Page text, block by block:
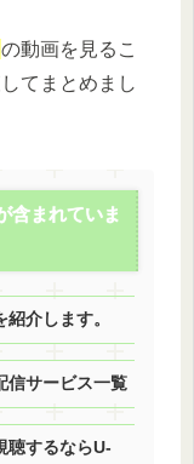
の動画を見るこ
てまとめまし
含まれていま
介します。
信サービス一覧
聴するならU-